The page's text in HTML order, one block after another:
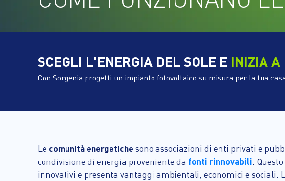
SCEGLI L'ENERGIA DEL SOLE E INIZIA A
Con Sorgenia progetti un impianto fotovoltaico su misura per la tua
Le comunità energetiche sono associazioni di enti privati e
condivisione di energia proveniente da fonti rinnovabili.
innovativi e presenta vantaggi ambientali, economici e